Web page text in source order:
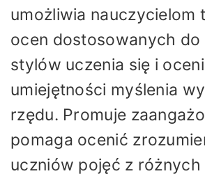
umożliwia nauczycielom
ocen dostosowanych do
stylów uczenia się i
umiejętności myślenia
rzędu. Promuje
pomaga ocenić
uczniów pojęć z